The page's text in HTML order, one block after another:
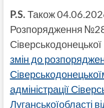
P.S. Також
Розпорядження
змін до
адміністрації
Луганськоїобласті